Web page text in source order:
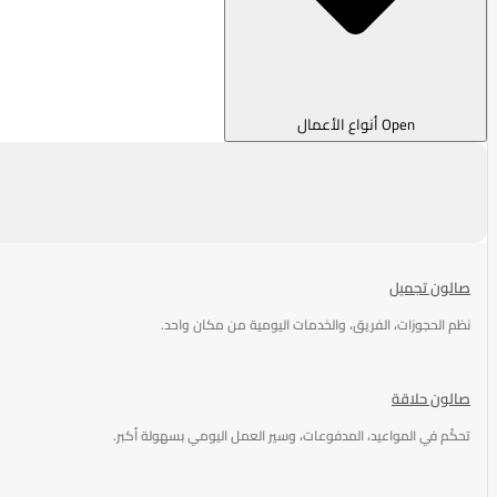
Open أنواع الأعمال
صالون تجميل
نظم الحجوزات، الفريق، والخدمات اليومية من مكان واحد.
صالون حلاقة
تحكّم في المواعيد، المدفوعات، وسير العمل اليومي بسهولة أكبر.